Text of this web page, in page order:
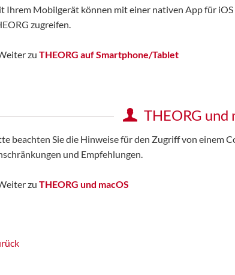
Ihrem Mobilgerät können mit einer nativen App für
zugreifen.
zu THEORG auf Smartphone/Tablet
THEORG und
beachten Sie die Hinweise für den Zugriff von einem
und Empfehlungen.
zu THEORG und macOS